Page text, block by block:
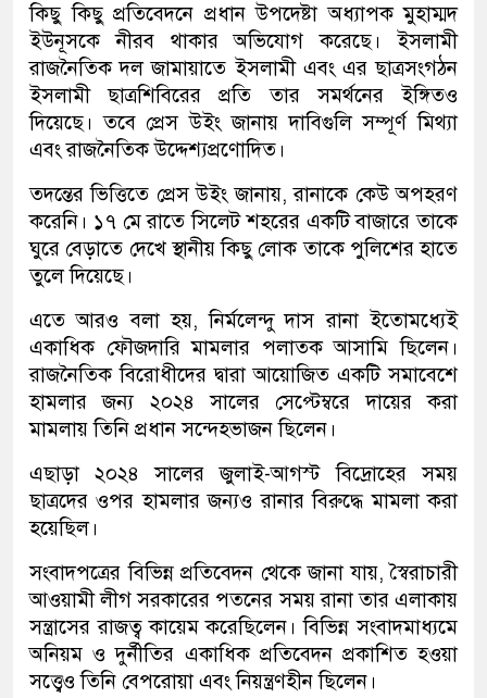
কিছু কিছু প্রতিবেদনে প্রধান উপদেষ্টা অধ্যাপক মুহাম্মদ
ইউনূসকে নীরব থাকার অভিযোগ করেছে। ইসলামী
রাজনৈতিক দল জামায়াতে ইসলামী এবং এর ছাত্রসংগঠন
ইসলামী ছাত্রশিবিরের প্রতি তার সমর্থনের ইঙ্গিতও
দিয়েছে। তবে প্রেস উইং জানায় দাবিগুলি সম্পূর্ণ মিথ্যা
এবং রাজনৈতিক উদ্দেশ্যপ্রণোদিত।
তদন্তের ভিত্তিতে প্রেস উইং জানায়, রানাকে কেউ অপহরণ
করেনি। ১৭ মে রাতে সিলেট শহরের একটি বাজারে তাকে
ঘুরে বেড়াতে দেখে স্থানীয় কিছু লোক তাকে পুলিশের হাতে
তুলে দিয়েছে।
এতে আরও বলা হয়, নির্মলেন্দু দাস রানা ইতোমধ্যেই
একাধিক ফৌজদারি মামলার পলাতক আসামি ছিলেন।
রাজনৈতিক বিরোধীদের দ্বারা আয়োজিত একটি সমাবেশে
হামলার জন্য ২০২৪ সালের সেপ্টেম্বরে দায়ের করা
মামলায় তিনি প্রধান সন্দেহভাজন ছিলেন।
এছাড়া ২০২৪ সালের জুলাই-আগস্ট বিদ্রোহের সময়
ছাত্রদের ওপর হামলার জন্যও রানার বিরুদ্ধে মামলা করা
হয়েছিল।
সংবাদপত্রের বিভিন্ন প্রতিবেদন থেকে জানা যায়, স্বৈরাচারী
আওয়ামী লীগ সরকারের পতনের সময় রানা তার এলাকায়
সন্ত্রাসের রাজত্ব কায়েম করেছিলেন। বিভিন্ন সংবাদমাধ্যমে
অনিয়ম ও দুর্নীতির একাধিক প্রতিবেদন প্রকাশিত হওয়া
সত্ত্বেও তিনি বেপরোয়া এবং নিয়ন্ত্রণহীন ছিলেন।